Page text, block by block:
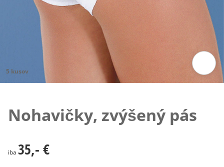
5 kusov
Nohavičky, zvýšený pás
35,- €
iba 35,- €